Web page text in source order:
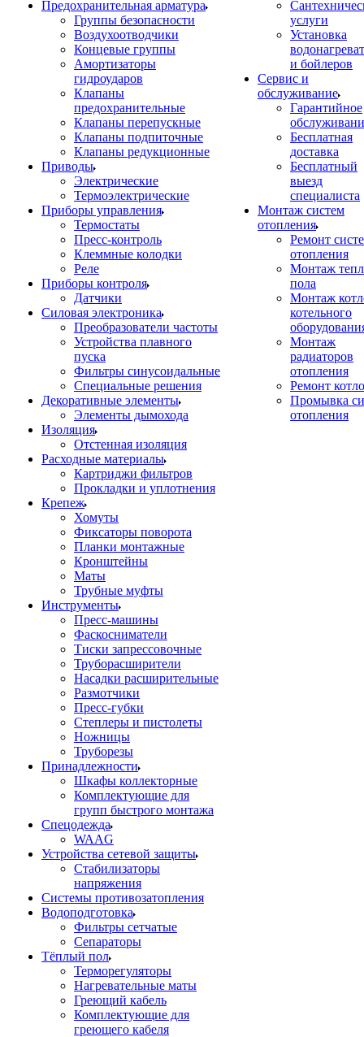
Предохранительная арматура
Группы безопасности
Воздухоотводчики
Концевые группы
Амортизаторы
гидроударов
Клапаны
предохранительные
Клапаны перепускные
Клапаны подпиточные
Клапаны редукционные
Приводы
Электрические
Термоэлектрические
Приборы управления
Термостаты
Пресс-контроль
Клеммные колодки
Реле
Приборы контроля
Датчики
Силовая электроника
Преобразователи частоты
Устройства плавного
пуска
Фильтры синусоидальные
Специальные решения
Декоративные элементы
Элементы дымохода
Изоляция
Отстенная изоляция
Расходные материалы
Картриджи фильтров
Прокладки и уплотнения
Крепеж
Хомуты
Фиксаторы поворота
Планки монтажные
Кронштейны
Маты
Трубные муфты
Инструменты
Пресс-машины
Фаскосниматели
Тиски запрессовочные
Труборасширители
Насадки расширительные
Размотчики
Пресс-губки
Степлеры и пистолеты
Ножницы
Труборезы
Принадлежности
Шкафы коллекторные
Комплектующие для
групп быстрого монтажа
Спецодежда
WAAG
Устройства сетевой защиты
Стабилизаторы
напряжения
Системы противозатопления
Водоподготовка
Фильтры сетчатые
Сепараторы
Тёплый пол
Терморегуляторы
Нагревательные маты
Греющий кабель
Комплектующие для
греющего кабеля
услуги
Установка
и бойлеров
Сервис и
обслуживание
Гарантийное
Бесплатная
доставка
Бесплатный
выезд
специалиста
Монтаж систем
отопления
Ремонт
отопления
Монтаж
пола
Монтаж
котельного
Монтаж
радиаторов
отопления
Ремонт
Промывка
отопления